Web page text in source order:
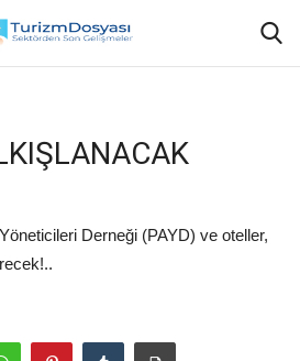
Derneği (PAYD) ve oteller,